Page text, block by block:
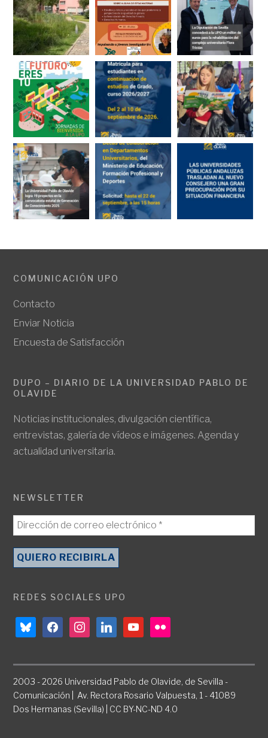
COMUNICACIÓN UPO
Contacto
Enviar Noticia
Encuesta de Satisfacción
DUPO – DIARIO DE LA UNIVERSIDAD PABLO DE
OLAVIDE
Noticias institucionales, divulgación científica,
entrevistas, galería de vídeos e imágenes. Agenda y
actualidad universitaria.
NEWSLETTER
REDES SOCIALES UPO
blueskyfacebookinstagramlinkedinyoutubeflickr
2003 - 2026 Universidad Pablo de Olavide, de Sevilla -
Comunicación | Av. Rectora Rosario Valpuesta, 1 - 41089
Dos Hermanas (Sevilla) | CC BY-NC-ND 4.0